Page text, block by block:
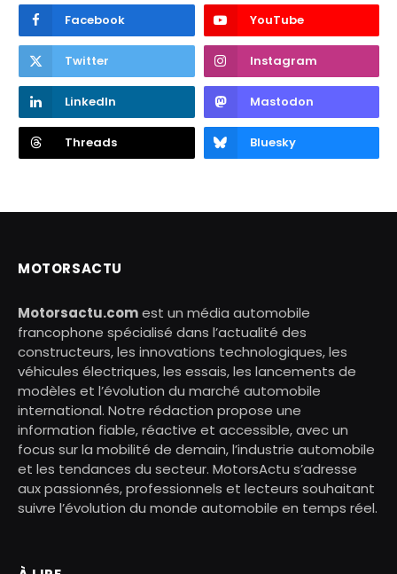
Facebook YouTube
Twitter Instagram
LinkedIn Mastodon
Threads Bluesky
MOTORSACTU
Motorsactu.comest un média automobile
francophone spécialisé dans l’actualité des
constructeurs, les innovations technologiques, les
véhicules électriques, les essais, les lancements de
modèles et l’évolution du marché automobile
international. Notre rédaction propose une
information fiable, réactive et accessible, avec un
focus sur la mobilité de demain, l’industrie automobile
et les tendances du secteur. MotorsActu s’adresse
aux passionnés, professionnels et lecteurs souhaitant
suivre l’évolution du monde automobile en temps réel.